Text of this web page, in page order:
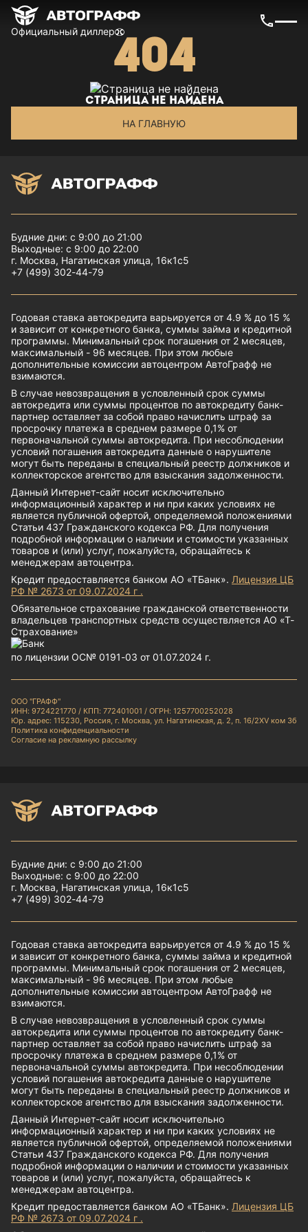
Официальный диллер
404
Страница не найдена
НА ГЛАВНУЮ
Будние дни: с 9:00 до 21:00
Выходные: с 9:00 до 22:00
г. Москва, Нагатинская улица, 16к1с5
+7 (499) 302-44-79
Годовая ставка автокредита варьируется от 4.9 % до 15 %
и зависит от конкретного банка, суммы займа и кредитной
программы. Минимальный срок погашения от 2 месяцев,
максимальный - 96 месяцев. При этом любые
дополнительные комиссии автоцентром АвтоГрафф не
взимаются.
В случае невозвращения в условленный срок суммы
автокредита или суммы процентов по автокредиту банк-
партнер оставляет за собой право начислить штраф за
просрочку платежа в среднем размере 0,1% от
первоначальной суммы автокредита. При несоблюдении
условий погашения автокредита данные о нарушителе
могут быть переданы в специальный реестр должников и
коллекторское агентство для взыскания задолженности.
Данный Интернет-сайт носит исключительно
информационный характер и ни при каких условиях не
является публичной офертой, определяемой положениями
Статьи 437 Гражданского кодекса РФ. Для получения
подробной информации о наличии и стоимости указанных
товаров и (или) услуг, пожалуйста, обращайтесь к
менеджерам автоцентра.
Кредит предоставляется банком АО «ТБанк». Лицензия ЦБ
РФ № 2673 от 09.07.2024 г .
Обязательное страхование гражданской ответственности
владельцев транспортных средств осуществляется АО «Т-
Страхование»
по лицензии ОС№ 0191-03 от 01.07.2024 г.
ООО "ГРАФФ"
ИНН: 9724221770 / КПП: 772401001 / ОГРН: 1257700252028
Юр. адрес: 115230, Россия, г. Москва, ул. Нагатинская, д. 2, п. 16/2XV ком 3б
Политика конфиденциальности
Согласие на рекламную рассылку
Будние дни: с 9:00 до 21:00
Выходные: с 9:00 до 22:00
г. Москва, Нагатинская улица, 16к1с5
+7 (499) 302-44-79
Годовая ставка автокредита варьируется от 4.9 % до 15 %
и зависит от конкретного банка, суммы займа и кредитной
программы. Минимальный срок погашения от 2 месяцев,
максимальный - 96 месяцев. При этом любые
дополнительные комиссии автоцентром АвтоГрафф не
взимаются.
В случае невозвращения в условленный срок суммы
автокредита или суммы процентов по автокредиту банк-
партнер оставляет за собой право начислить штраф за
просрочку платежа в среднем размере 0,1% от
первоначальной суммы автокредита. При несоблюдении
условий погашения автокредита данные о нарушителе
могут быть переданы в специальный реестр должников и
коллекторское агентство для взыскания задолженности.
Данный Интернет-сайт носит исключительно
информационный характер и ни при каких условиях не
является публичной офертой, определяемой положениями
Статьи 437 Гражданского кодекса РФ. Для получения
подробной информации о наличии и стоимости указанных
товаров и (или) услуг, пожалуйста, обращайтесь к
менеджерам автоцентра.
Кредит предоставляется банком АО «ТБанк». Лицензия ЦБ
РФ № 2673 от 09.07.2024 г .